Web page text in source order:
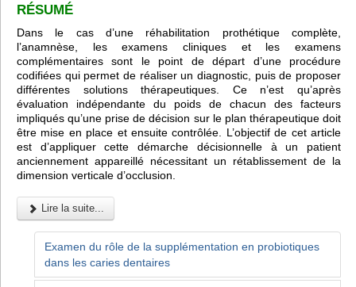
RÉSUMÉ
Dans le cas d’une réhabilitation prothétique complète,
l’anamnèse, les examens cliniques et les examens
complémentaires sont le point de départ d’une procédure
codifiées qui permet de réaliser un diagnostic, puis de proposer
différentes solutions thérapeutiques. Ce n’est qu’après
évaluation indépendante du poids de chacun des facteurs
impliqués qu’une prise de décision sur le plan thérapeutique doit
être mise en place et ensuite contrôlée. L’objectif de cet article
est d’appliquer cette démarche décisionnelle à un patient
anciennement appareillé nécessitant un rétablissement de la
dimension verticale d’occlusion.
Lire la suite...
Examen du rôle de la supplémentation en probiotiques
dans les caries dentaires